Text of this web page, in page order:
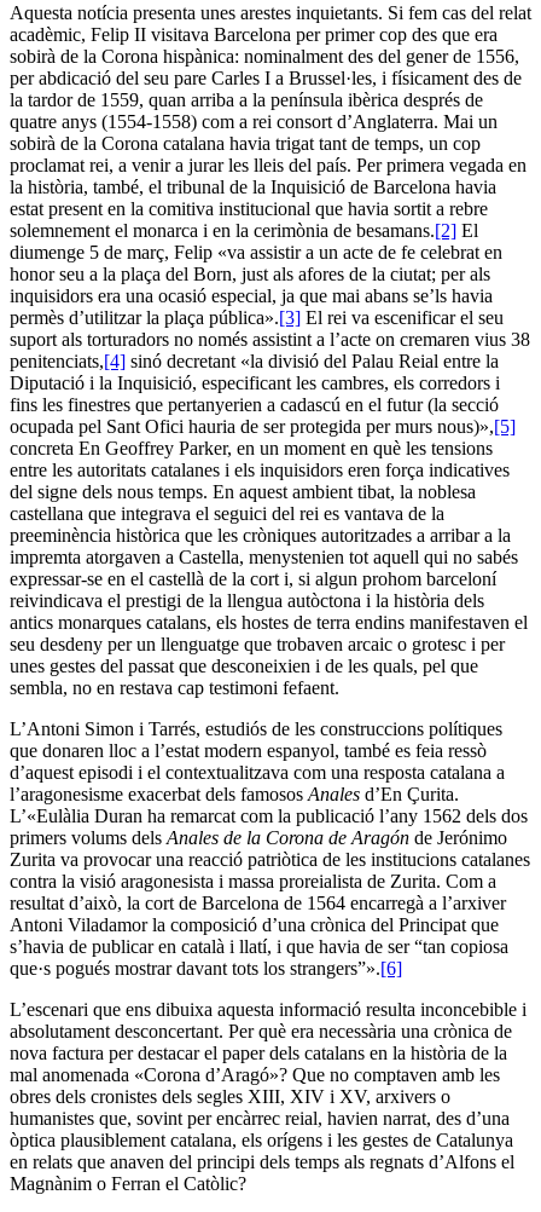
Aquesta notícia presenta unes arestes inquietants. Si fem cas del relat
acadèmic, Felip II visitava Barcelona per primer cop des que era
sobirà de la Corona hispànica: nominalment des del gener de 1556,
per abdicació del seu pare Carles I a Brussel·les, i físicament des de
la tardor de 1559, quan arriba a la península ibèrica després de
quatre anys (1554-1558) com a rei consort d’Anglaterra. Mai un
sobirà de la Corona catalana havia trigat tant de temps, un cop
proclamat rei, a venir a jurar les lleis del país. Per primera vegada en
la història, també, el tribunal de la Inquisició de Barcelona havia
estat present en la comitiva institucional que havia sortit a rebre
solemnement el monarca i en la cerimònia de besamans.[2] El
diumenge 5 de març, Felip «va assistir a un acte de fe celebrat en
honor seu a la plaça del Born, just als afores de la ciutat; per als
inquisidors era una ocasió especial, ja que mai abans se’ls havia
permès d’utilitzar la plaça pública».[3] El rei va escenificar el seu
suport als torturadors no només assistint a l’acte on cremaren vius 38
penitenciats,[4] sinó decretant «la divisió del Palau Reial entre la
Diputació i la Inquisició, especificant les cambres, els corredors i
fins les finestres que pertanyerien a cadascú en el futur (la secció
ocupada pel Sant Ofici hauria de ser protegida per murs nous)»,[5]
concreta En Geoffrey Parker, en un moment en què les tensions
entre les autoritats catalanes i els inquisidors eren força indicatives
del signe dels nous temps. En aquest ambient tibat, la noblesa
castellana que integrava el seguici del rei es vantava de la
preeminència històrica que les cròniques autoritzades a arribar a la
impremta atorgaven a Castella, menystenien tot aquell qui no sabés
expressar-se en el castellà de la cort i, si algun prohom barceloní
reivindicava el prestigi de la llengua autòctona i la història dels
antics monarques catalans, els hostes de terra endins manifestaven el
seu desdeny per un llenguatge que trobaven arcaic o grotesc i per
unes gestes del passat que desconeixien i de les quals, pel que
sembla, no en restava cap testimoni fefaent.
L’Antoni Simon i Tarrés, estudiós de les construccions polítiques
que donaren lloc a l’estat modern espanyol, també es feia ressò
d’aquest episodi i el contextualitzava com una resposta catalana a
l’aragonesisme exacerbat dels famosos Anales d’En Çurita.
L’«Eulàlia Duran ha remarcat com la publicació l’any 1562 dels dos
primers volums dels Anales de la Corona de Aragón de Jerónimo
Zurita va provocar una reacció patriòtica de les institucions catalanes
contra la visió aragonesista i massa proreialista de Zurita. Com a
resultat d’això, la cort de Barcelona de 1564 encarregà a l’arxiver
Antoni Viladamor la composició d’una crònica del Principat que
s’havia de publicar en català i llatí, i que havia de ser “tan copiosa
que·s pogués mostrar davant tots los strangers”».[6]
L’escenari que ens dibuixa aquesta informació resulta inconcebible i
absolutament desconcertant. Per què era necessària una crònica de
nova factura per destacar el paper dels catalans en la història de la
mal anomenada «Corona d’Aragó»? Que no comptaven amb les
obres dels cronistes dels segles XIII, XIV i XV, arxivers o
humanistes que, sovint per encàrrec reial, havien narrat, des d’una
òptica plausiblement catalana, els orígens i les gestes de Catalunya
en relats que anaven del principi dels temps als regnats d’Alfons el
Magnànim o Ferran el Catòlic?